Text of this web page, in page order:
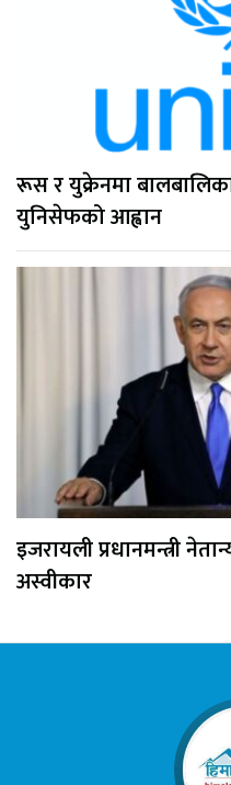
रूस र युक्रेनमा
युनिसेफको आह्वान
इजरायली प्रधानमन्त्री
अस्वीकार